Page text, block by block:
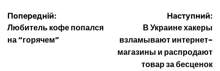
Навігація
записів
Попередній:
Любитель кофе попался
на “горячем”
Наступний:
В Украине хакеры
взламывают интернет-
магазины и распродают
товар за бесценок